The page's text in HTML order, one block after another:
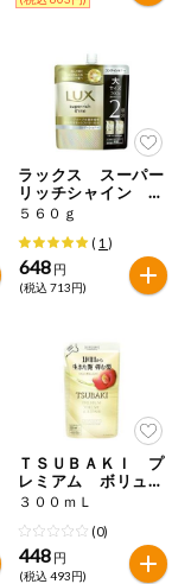
ラックス スーパー
リッチシャイン ダ
メージリペア補修コ
ンディショナー つ
めかえ用
５６０ｇ
( 1 )
648 円
(税込 713円)
ＴＳＵＢＡＫＩ プ
レミアム ボリュー
ム＆リペア コンデ
え用
３００ｍＬ
(0)
448 円
(税込 493円)